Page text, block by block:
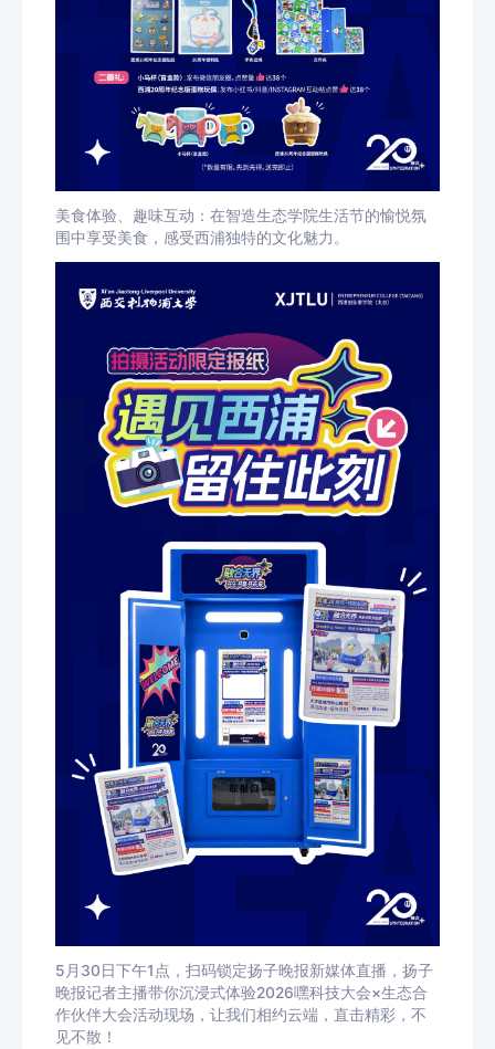
美食体验、趣味互动：在智造生态学院生活节的愉悦氛
围中享受美食，感受西浦独特的文化魅力。
5月30日下午1点，扫码锁定扬子晚报新媒体直播，扬子
晚报记者主播带你沉浸式体验2026嘿科技大会×生态合
作伙伴大会活动现场，让我们相约云端，直击精彩，不
见不散！